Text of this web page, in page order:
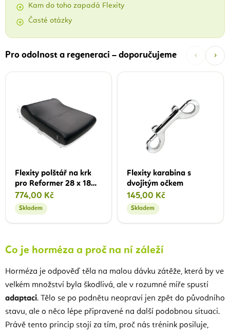
Kam do toho zapadá Flexity
Časté otázky
Pro odolnost a regeneraci – doporučujeme ‹ ›
Flexity polštář na krk
pro Reformer 28 x 18
cm
774,00 Kč
Skladem
Flexity karabina s
dvojitým očkem
145,00 Kč
Skladem
Co je horméza a proč na ní záleží
Horméza je odpověď těla na malou dávku zátěže, která by ve
velkém množství byla škodlivá, ale v rozumné míře spustí
adaptaci. Tělo se po podnětu neopraví jen zpět do původního
stavu, ale o něco lépe připravené na další podobnou situaci.
Právě tento princip stojí za tím, proč nás trénink posiluje,